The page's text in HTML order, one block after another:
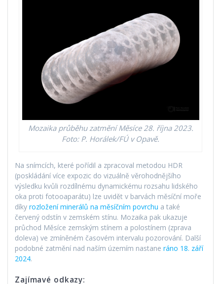
Mozaika průběhu zatmění Měsíce 28. října 2023.
Foto: P. Horálek/FÚ v Opavě.
Na snímcích, které pořídil a zpracoval metodou HDR
(poskládání více expozic do vizuálně věrohodnějšího
výsledku kvůli rozdílnému dynamickému rozsahu lidského
oka proti fotooaparátu) lze uvidět v barvách měsíční moře
díky rozložení minerálů na měsíčním povrchu a také
červený odstín v zemském stínu. Mozaika pak ukazuje
průchod Měsíce zemským stínem a polostínem (zprava
doleva) ve zmíněném časovém intervalu pozorování. Další
podobné zatmění nad naším územím nastane ráno 18. září
2024.
Zajímavé odkazy: